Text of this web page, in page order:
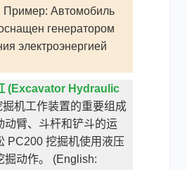
Пример: Автомобиль
генератором
электроэнергией
(Excavator Hydraulic
掘机工作装置的重要组成
动臂、斗杆和铲斗的运
PC200 挖掘机使用液压
掘动作。 (English: